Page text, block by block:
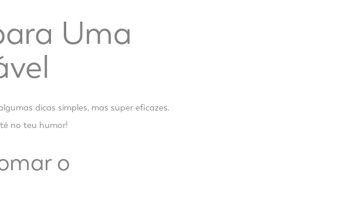
Uma
dicas simples, mas super eficazes.
no teu humor!
o